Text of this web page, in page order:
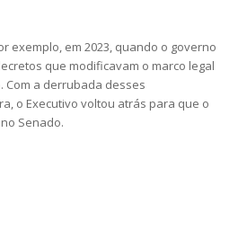
exemplo, em 2023, quando o governo
que modificavam o marco legal
Com a derrubada desses
o Executivo voltou atrás para que o
Senado.